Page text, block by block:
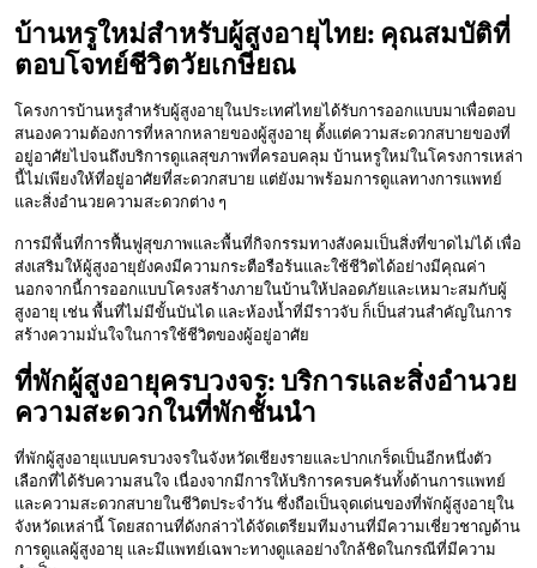
บ้านหรูใหม่สำหรับผู้สูงอายุไทย: คุณสมบัติที่
ตอบโจทย์ชีวิตวัยเกษียณ
โครงการบ้านหรูสำหรับผู้สูงอายุในประเทศไทยได้รับการออกแบบมาเพื่อตอบ
สนองความต้องการที่หลากหลายของผู้สูงอายุ ตั้งแต่ความสะดวกสบายของที่
อยู่อาศัยไปจนถึงบริการดูแลสุขภาพที่ครอบคลุม บ้านหรูใหม่ในโครงการเหล่า
นี้ไม่เพียงให้ที่อยู่อาศัยที่สะดวกสบาย แต่ยังมาพร้อมการดูแลทางการแพทย์
และสิ่งอำนวยความสะดวกต่าง ๆ
การมีพื้นที่การฟื้นฟูสุขภาพและพื้นที่กิจกรรมทางสังคมเป็นสิ่งที่ขาดไม่ได้ เพื่อ
ส่งเสริมให้ผู้สูงอายุยังคงมีความกระตือรือร้นและใช้ชีวิตได้อย่างมีคุณค่า
นอกจากนี้การออกแบบโครงสร้างภายในบ้านให้ปลอดภัยและเหมาะสมกับผู้
สูงอายุ เช่น พื้นที่ไม่มีขั้นบันได และห้องน้ำที่มีราวจับ ก็เป็นส่วนสำคัญในการ
สร้างความมั่นใจในการใช้ชีวิตของผู้อยู่อาศัย
ที่พักผู้สูงอายุครบวงจร: บริการและสิ่งอำนวย
ความสะดวกในที่พักชั้นนำ
ที่พักผู้สูงอายุแบบครบวงจรในจังหวัดเชียงรายและปากเกร็ดเป็นอีกหนึ่งตัว
เลือกที่ได้รับความสนใจ เนื่องจากมีการให้บริการครบครันทั้งด้านการแพทย์
และความสะดวกสบายในชีวิตประจำวัน ซึ่งถือเป็นจุดเด่นของที่พักผู้สูงอายุใน
จังหวัดเหล่านี้ โดยสถานที่ดังกล่าวได้จัดเตรียมทีมงานที่มีความเชี่ยวชาญด้าน
การดูแลผู้สูงอายุ และมีแพทย์เฉพาะทางดูแลอย่างใกล้ชิดในกรณีที่มีความ